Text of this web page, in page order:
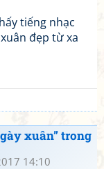
tiếng nhạc
đẹp từ xa
xuân” trong
14:10